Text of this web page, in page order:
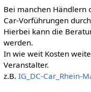
Bei manchen Händlern
Car-Vorführungen
Hierbei kann die
werden.
In wie weit Kosten
Veranstalter.
z.B. IG_DC-Car_Rhein-